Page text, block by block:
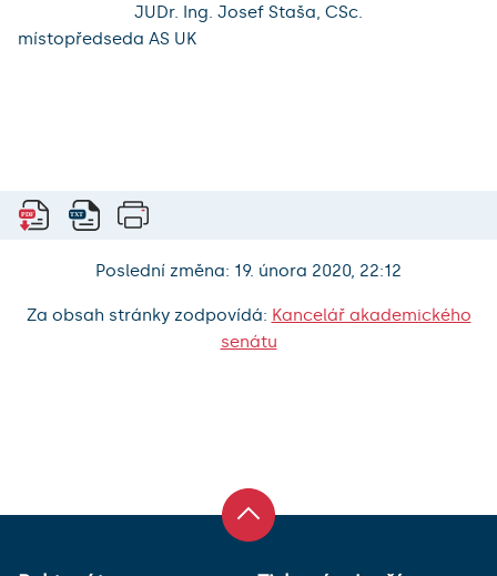
JUDr. Ing. Josef Staša, CSc.
místopředseda AS UK
Poslední změna: 19. února 2020, 22:12
Za obsah stránky zodpovídá: Kancelář akademického
senátu